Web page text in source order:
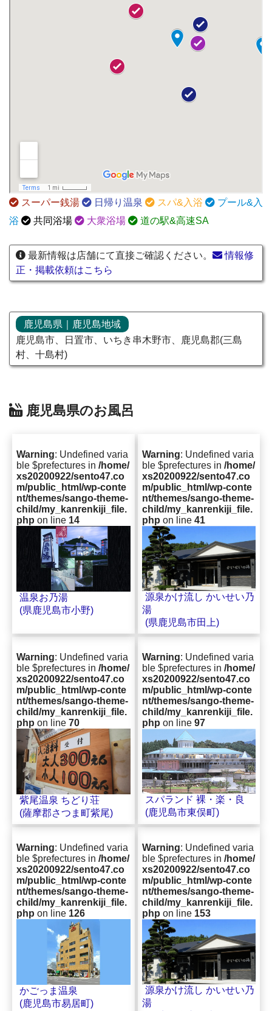
スーパー銭湯 日帰り温泉 スパ&入浴
プール&入
浴
共同浴場 大衆浴場 道の駅&高速SA
最新情報は店舗にて直接ご確認ください。
情報修
正・掲載依頼はこちら
鹿児島県｜鹿児島地域
鹿児島市、日置市、いちき串木野市、鹿児島郡(三島
村、十島村)
鹿児島県のお風呂
Warning: Undefined varia
ble $prefectures in /home/
xs20200922/sento47.co
m/public_html/wp-conte
nt/themes/sango-theme-
child/my_kanrenkiji_file.
php on line 14
温泉お乃湯
(県鹿児島市小野)
Warning: Undefined varia
ble $prefectures in /home/
xs20200922/sento47.co
m/public_html/wp-conte
nt/themes/sango-theme-
child/my_kanrenkiji_file.
php on line 41
源泉かけ流し かいせい乃
湯
(県鹿児島市田上)
Warning: Undefined varia
ble $prefectures in /home/
xs20200922/sento47.co
m/public_html/wp-conte
nt/themes/sango-theme-
child/my_kanrenkiji_file.
php on line 70
紫尾温泉 ちどり荘
(薩摩郡さつま町紫尾)
Warning: Undefined varia
ble $prefectures in /home/
xs20200922/sento47.co
m/public_html/wp-conte
nt/themes/sango-theme-
child/my_kanrenkiji_file.
php on line 97
スパランド 裸・楽・良
(鹿児島市東俣町)
Warning: Undefined varia
ble $prefectures in /home/
xs20200922/sento47.co
m/public_html/wp-conte
nt/themes/sango-theme-
child/my_kanrenkiji_file.
php on line 126
かごっま温泉
(鹿児島市易居町)
Warning: Undefined varia
ble $prefectures in /home/
xs20200922/sento47.co
m/public_html/wp-conte
nt/themes/sango-theme-
child/my_kanrenkiji_file.
php on line 153
源泉かけ流し かいせい乃
湯